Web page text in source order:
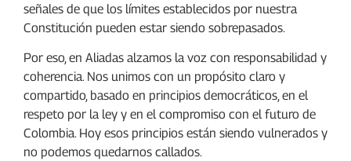
señales de que los límites establecidos por nuestra
Constitución pueden estar siendo sobrepasados.
Por eso, en Aliadas alzamos la voz con responsabilidad y
coherencia. Nos unimos con un propósito claro y
compartido, basado en principios democráticos, en el
respeto por la ley y en el compromiso con el futuro de
Colombia. Hoy esos principios están siendo vulnerados y
no podemos quedarnos callados.